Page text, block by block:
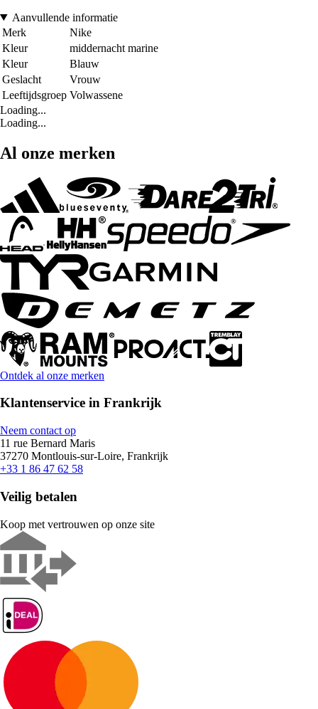
Aanvullende informatie
Merk
Nike
Kleur
middernacht marine
Kleur
Blauw
Geslacht
Vrouw
Leeftijdsgroep Volwassene
Loading...
Loading...
Al onze merken
Ontdek al onze merken
Klantenservice in Frankrijk
Neem contact op
11 rue Bernard Maris
37270 Montlouis-sur-Loire, Frankrijk
+33 1 86 47 62 58
Veilig betalen
Koop met vertrouwen op onze site